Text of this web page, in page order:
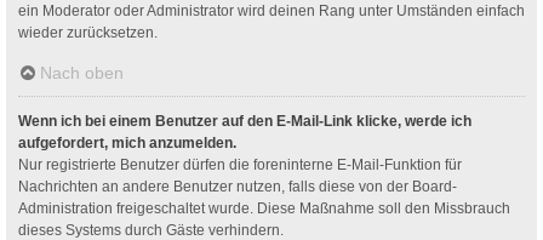
ein Moderator oder Administrator wird deinen Rang unter Umständen einfach
wieder zurücksetzen.
Nach oben
Wenn ich bei einem Benutzer auf den E-Mail-Link klicke, werde ich
aufgefordert, mich anzumelden.
Nur registrierte Benutzer dürfen die foreninterne E-Mail-Funktion für
Nachrichten an andere Benutzer nutzen, falls diese von der Board-
Administration freigeschaltet wurde. Diese Maßnahme soll den Missbrauch
dieses Systems durch Gäste verhindern.